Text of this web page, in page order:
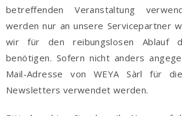
betreffenden Veranstaltung
werden nur an unsere Servicepartner
wir für den reibungslosen Ablauf
benötigen. Sofern nicht anders
Mail-Adresse von WEYA Sàrl für
Newsletters verwendet werden.